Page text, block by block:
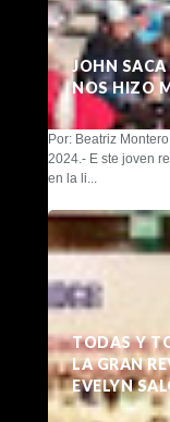
JOHN SACA
NOS HIZO
Por: Beatriz
2024.- E ste joven
en la li...
TODAS Y
LA GRAN
EVELYN